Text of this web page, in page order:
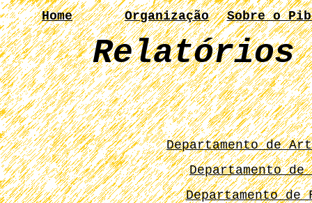
Home Organização Sobre o
Relatórios
Departamento de
Departamento de
Departamento